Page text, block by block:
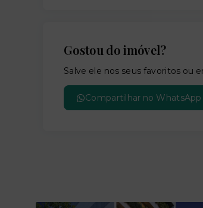
Gostou do imóvel?
Salve ele nos seus favoritos ou
Compartilhar no WhatsApp